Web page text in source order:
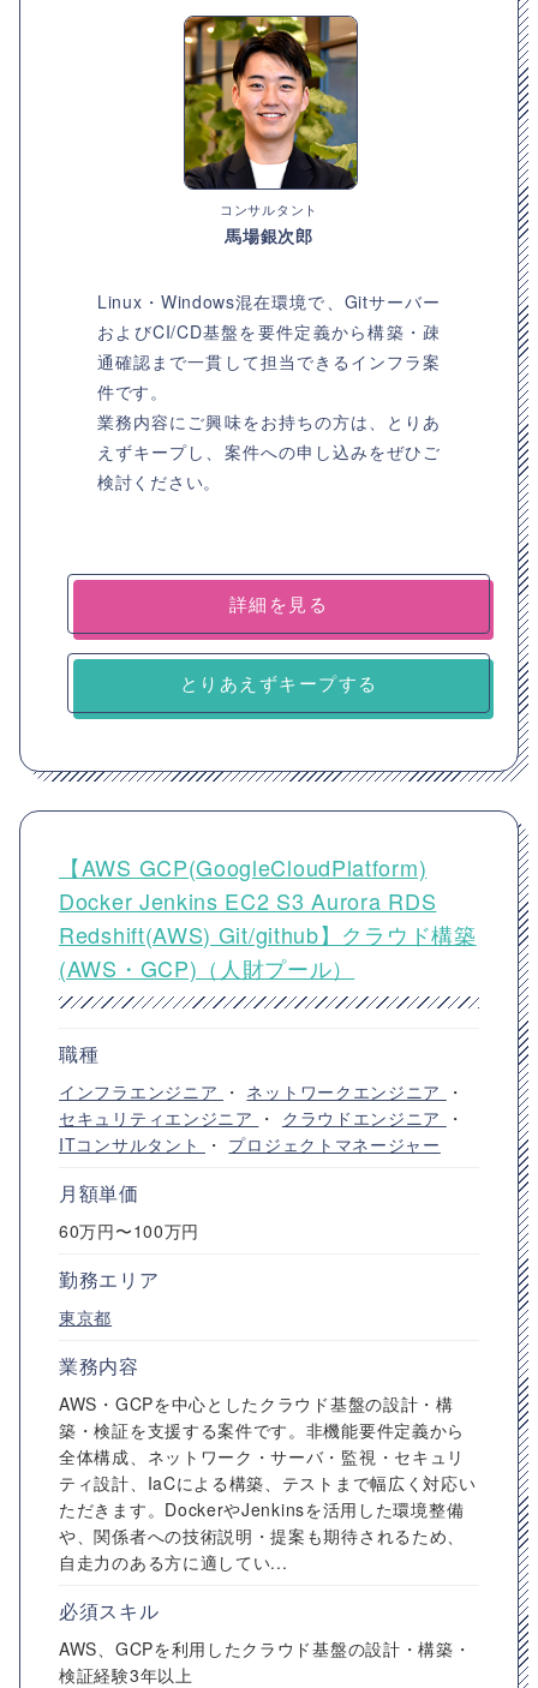
コンサルタント
馬場銀次郎
Linux・Windows混在環境で、Gitサーバー
およびCI/CD基盤を要件定義から構築・疎
通確認まで一貫して担当できるインフラ案
件です。
業務内容にご興味をお持ちの方は、とりあ
えずキープし、案件への申し込みをぜひご
検討ください。
詳細を見る
とりあえずキープする
【AWS GCP(GoogleCloudPlatform)
Docker Jenkins EC2 S3 Aurora RDS
Redshift(AWS) Git/github】クラウド構築
(AWS・GCP)（人財プール）
職種
インフラエンジニア ・ ネットワークエンジニア
・
セキュリティエンジニア ・ クラウドエンジニア
・
ITコンサルタント
・ プロジェクトマネージャー
月額単価
60万円〜100万円
勤務エリア
東京都
業務内容
AWS・GCPを中心としたクラウド基盤の設計・構
築・検証を支援する案件です。非機能要件定義から
全体構成、ネットワーク・サーバ・監視・セキュリ
ティ設計、IaCによる構築、テストまで幅広く対応い
ただきます。DockerやJenkinsを活用した環境整備
や、関係者への技術説明・提案も期待されるため、
自走力のある方に適してい...
必須スキル
AWS、GCPを利用したクラウド基盤の設計・構築・
検証経験3年以上